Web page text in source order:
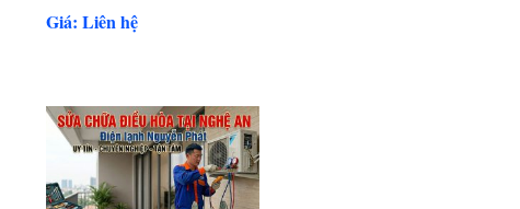
Giá: Liên hệ